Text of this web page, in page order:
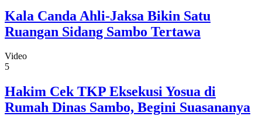
Kala Canda Ahli-Jaksa Bikin Satu
Ruangan Sidang Sambo Tertawa
Video
5
Hakim Cek TKP Eksekusi Yosua di
Rumah Dinas Sambo, Begini Suasananya